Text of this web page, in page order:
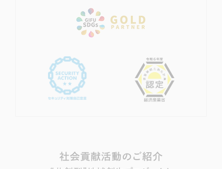
社会貢献活動のご紹介